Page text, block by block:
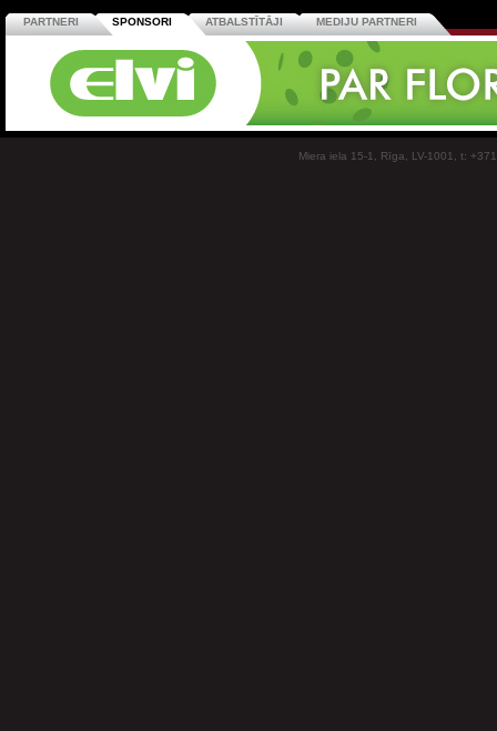
PARTNERI SPONSORI ATBALSTĪTĀJI MEDIJU PARTNERI
Miera iela 15-1, Rīga, LV-1001, t: